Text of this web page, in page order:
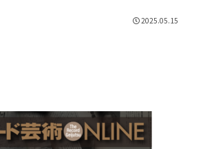
2025.05.15